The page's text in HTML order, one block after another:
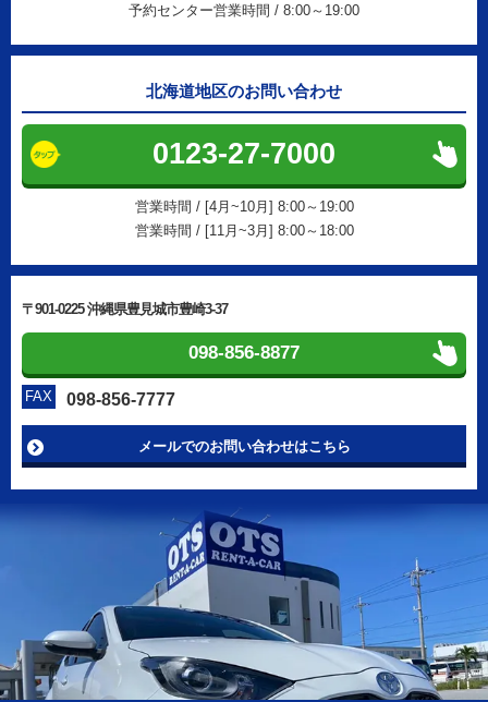
予約センター営業時間 / 8:00～19:00
北海道地区のお問い合わせ
0123-27-7000
営業時間 / [4月~10月] 8:00～19:00
営業時間 / [11月~3月] 8:00～18:00
〒901-0225 沖縄県豊見城市豊崎3-37
098-856-8877
FAX 098-856-7777
メールでのお問い合わせはこちら